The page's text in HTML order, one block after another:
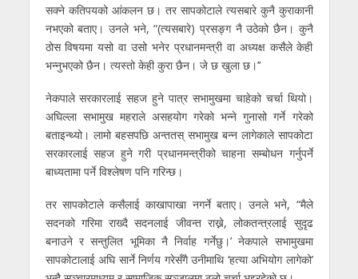
सक्ने कतिपयको आंकलन छ। तर सापकोटाले त्यसबारे कुनै कुराकानी
नभएको बताए। उनले भने, “(त्यसबारे) प्रसङ्ग नै उठेको छैन। कुनै
ठोस विषयमा यसो वा उसो भनेर प्रधानमन्त्री वा अध्यक्ष कसैले केही
भन्नुभएको छैन। त्यस्तो केही कुरा छैन। जे छ खुला छ।’’
नेकपाले सरकारलाई सहज हुने पात्र सभामुखमा चाहेको चर्चा थियो।
अघिल्ला सभामुख महराले असहयोग गरेको भन्ने गुनासो गर्ने गरेको
बताइन्थ्यो। लामो बहसपछि अन्ततस् सभामुख बन्न लागेकाले सापकोटा
सरकारलाई सहज हुने गरी प्रधानमन्त्रीको चाहना सम्बोधन गर्नुपर्ने
बाध्यतामा पर्ने विश्लेषण पनि गरिन्छ।
तर सापकोटाले कसैलाई काखापाखा नगर्ने बताए। उनले भने, “मैले
सदनको गरिमा राख्दै सदनलाई जीवन्त राख्ने, लोकतन्त्रलाई सुदृढ
बनाउने र सन्तुलित भूमिका नै निर्वाह गर्नेछु।’ नेकपाले सभामुखमा
सापकोटालाई अघि सार्ने निर्णय गरेसँगै उनीमाथि ‘हत्या अभियोग लागेको’